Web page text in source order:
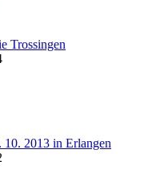
Trossingen
2013 in Erlangen